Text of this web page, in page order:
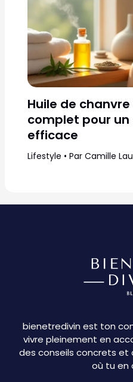
Huile de
complet pour
efficace
Lifestyle • Par Camille
bienetredivin est ton
vivre pleinement en
des conseils concrets et
où tu en